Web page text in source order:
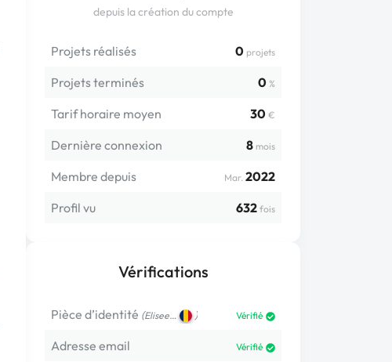
depuis la création du compte
Projets réalisés 0 projets
Projets terminés 0 %
Tarif horaire moyen 30 €
Dernière connexion 8 mois
Membre depuis Mar. 2022
Profil vu
632 fois
Vérifications
Pièce d’identité (Elisee… ) Vérifié
Adresse email Vérifié